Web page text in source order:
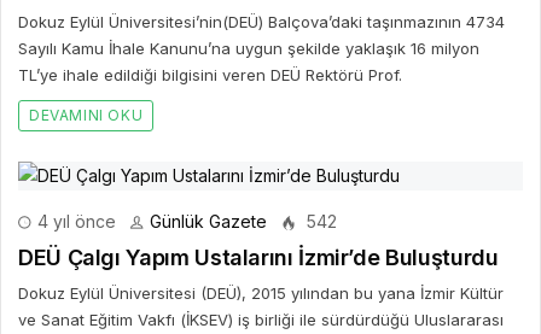
Dokuz Eylül Üniversitesi’nin(DEÜ) Balçova’daki taşınmazının 4734
Sayılı Kamu İhale Kanunu’na uygun şekilde yaklaşık 16 milyon
TL’ye ihale edildiği bilgisini veren DEÜ Rektörü Prof.
DEVAMINI OKU
4 yıl önce Günlük Gazete 542
DEÜ Çalgı Yapım Ustalarını İzmir’de Buluşturdu
Dokuz Eylül Üniversitesi (DEÜ), 2015 yılından bu yana İzmir Kültür
ve Sanat Eğitim Vakfı (İKSEV) iş birliği ile sürdürdüğü Uluslararası